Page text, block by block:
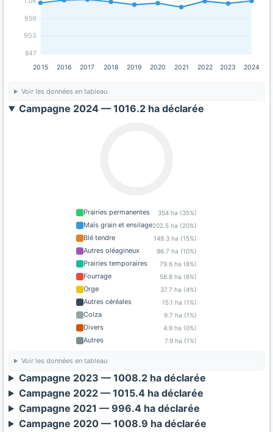
847
903
959
2015 2016 2017 2018 2019 2020 2021 2022 2023 2024
Voir les données en tableau
Campagne 2024 — 1016.2 ha déclarée
Prairies permanentes 354 ha (35%)
Maïs grain et ensilage202.5 ha (20%)
Blé tendre 149.3 ha (15%)
Autres oléagineux 96.7 ha (10%)
Prairies temporaires 79.6 ha (8%)
Fourrage 58.8 ha (6%)
Orge 37.7 ha (4%)
Autres céréales 15.1 ha (1%)
Colza 9.7 ha (1%)
Divers 4.9 ha (0%)
Autres 7.9 ha (1%)
Voir les données en tableau
Campagne 2023 — 1008.2 ha déclarée
Campagne 2022 — 1015.4 ha déclarée
Campagne 2021 — 996.4 ha déclarée
Campagne 2020 — 1008.9 ha déclarée